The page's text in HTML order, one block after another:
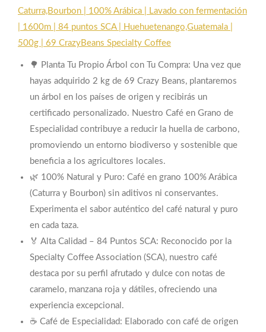
Caturra,Bourbon | 100% Arábica | Lavado con fermentación
| 1600m | 84 puntos SCA | Huehuetenango,Guatemala |
500g | 69 CrazyBeans Specialty Coffee
🌳 Planta Tu Propio Árbol con Tu Compra: Una vez que
hayas adquirido 2 kg de 69 Crazy Beans, plantaremos
un árbol en los países de origen y recibirás un
certificado personalizado. Nuestro Café en Grano de
Especialidad contribuye a reducir la huella de carbono,
promoviendo un entorno biodiverso y sostenible que
beneficia a los agricultores locales.
🌿 100% Natural y Puro: Café en grano 100% Arábica
(Caturra y Bourbon) sin aditivos ni conservantes.
Experimenta el sabor auténtico del café natural y puro
en cada taza.
🏅 Alta Calidad – 84 Puntos SCA: Reconocido por la
Specialty Coffee Association (SCA), nuestro café
destaca por su perfil afrutado y dulce con notas de
caramelo, manzana roja y dátiles, ofreciendo una
experiencia excepcional.
☕ Café de Especialidad: Elaborado con café de origen